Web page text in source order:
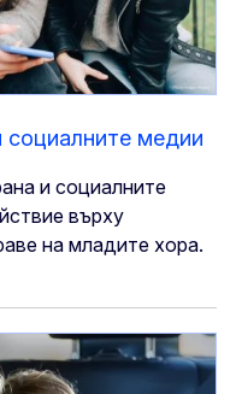
социалните медии
и социалните
върху
на младите хора.